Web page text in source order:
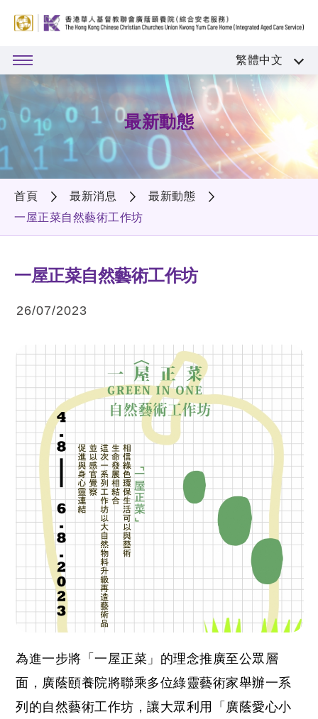
繁體中文
最新動態
首頁 最新消息
最新動態
一屋正菜自然藝術工作坊
一屋正菜自然藝術工作坊
26/07/2023
為進一步將「一屋正菜」的理念推廣至公眾層
面，廣蔭頤養院將聯乘多位綠靈藝術家舉辦一系
列的自然藝術工作坊，讓大眾利用「廣蔭愛心小